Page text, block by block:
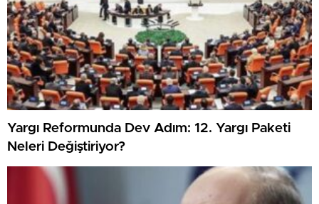
Yargı Reformunda Dev Adım: 12. Yargı Paketi
Neleri Değiştiriyor?